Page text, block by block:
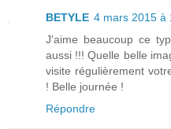
BETYLE 4 mars 2015 à
J'aime beaucoup ce
aussi !!! Quelle belle
visite régulièrement
! Belle journée !
Répondre